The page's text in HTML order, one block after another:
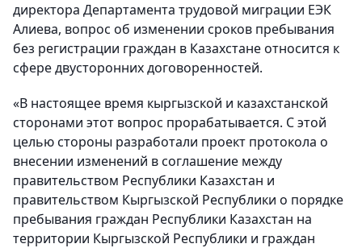
директора Департамента трудовой миграции ЕЭК
Алиева, вопрос об изменении сроков пребывания
без регистрации граждан в Казахстане относится к
сфере двусторонних договоренностей.
«В настоящее время кыргызской и казахстанской
сторонами этот вопрос прорабатывается. С этой
целью стороны разработали проект протокола о
внесении изменений в соглашение между
правительством Республики Казахстан и
правительством Кыргызской Республики о порядке
пребывания граждан Республики Казахстан на
территории Кыргызской Республики и граждан